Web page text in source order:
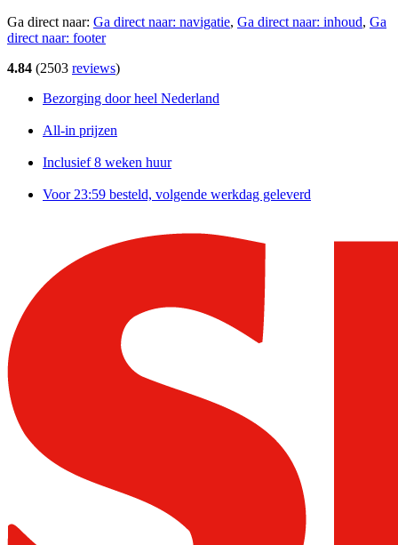
Ga direct naar: Ga direct naar: navigatie, Ga direct naar: inhoud, Ga
direct naar: footer
4.84 (2503 reviews)
Bezorging door heel Nederland
All-in prijzen
Inclusief 8 weken huur
Voor 23:59 besteld, volgende werkdag geleverd